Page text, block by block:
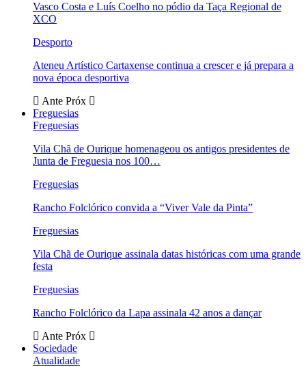
Vasco Costa e Luís Coelho no pódio da Taça Regional de
XCO
Desporto
Ateneu Artístico Cartaxense continua a crescer e já prepara a
nova época desportiva
Ante Próx
Freguesias
Freguesias
Vila Chã de Ourique homenageou os antigos presidentes de
Junta de Freguesia nos 100…
Freguesias
Rancho Folclórico convida a “Viver Vale da Pinta”
Freguesias
Vila Chã de Ourique assinala datas históricas com uma grande
festa
Freguesias
Rancho Folclórico da Lapa assinala 42 anos a dançar
Ante Próx
Sociedade
Atualidade